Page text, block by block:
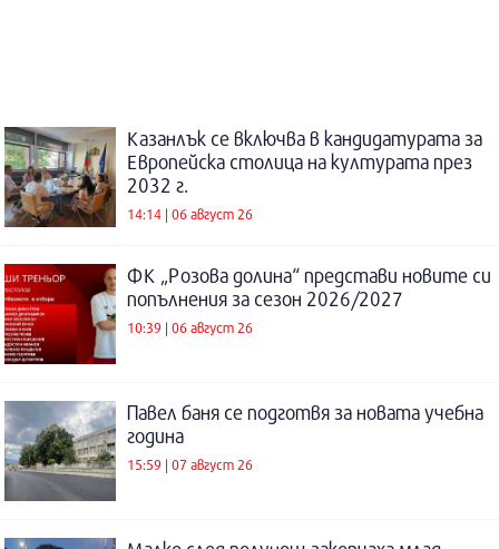
Казанлък се включва в кандидатурата за
Европейска столица на културата през
2032 г.
14:14 | 06 август 26
ФК „Розова долина“ представи новите си
попълнения за сезон 2026/2027
10:39 | 06 август 26
Павел баня се подготвя за новата учебна
година
15:59 | 07 август 26